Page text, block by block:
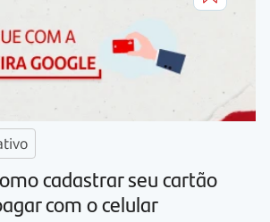
cadastrar seu cartão
com o celular